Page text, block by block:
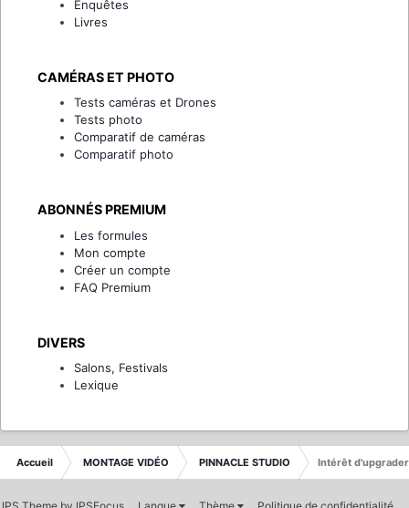
Enquêtes
Livres
CAMÉRAS ET PHOTO
Tests caméras et Drones
Tests photo
Comparatif de caméras
Comparatif photo
ABONNÉS PREMIUM
Les formules
Mon compte
Créer un compte
FAQ Premium
DIVERS
Salons, Festivals
Lexique
Accueil MONTAGE VIDÉO PINNACLE STUDIO Intérêt